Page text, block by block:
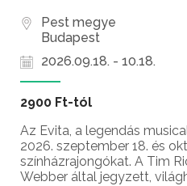
Pest megye
Budapest
2026.09.18. - 10.18.
2900 Ft-tól
Az Evita, a legendás
2026. szeptember 18. és
színházrajongókat. A Tim
Webber által jegyzett,